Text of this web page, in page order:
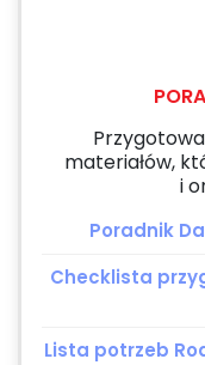
materiałów,
i
Poradnik
Checklista
Lista potrzeb